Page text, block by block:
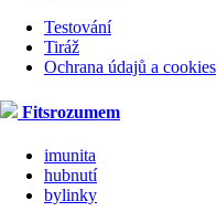
Testování
Tiráž
Ochrana údajů a cookies
Fitsrozumem
imunita
hubnutí
bylinky